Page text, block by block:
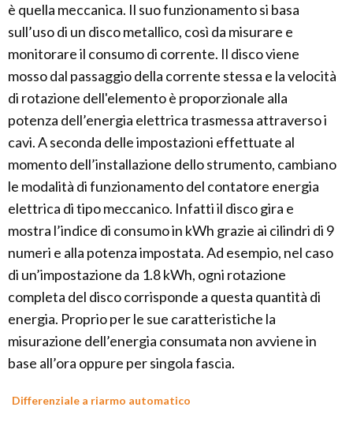
è quella meccanica. Il suo funzionamento si basa
sull’uso di un disco metallico, così da misurare e
monitorare il consumo di corrente. Il disco viene
mosso dal passaggio della corrente stessa e la velocità
di rotazione dell'elemento è proporzionale alla
potenza dell’energia elettrica trasmessa attraverso i
cavi. A seconda delle impostazioni effettuate al
momento dell’installazione dello strumento, cambiano
le modalità di funzionamento del contatore energia
elettrica di tipo meccanico. Infatti il disco gira e
mostra l’indice di consumo in kWh grazie ai cilindri di 9
numeri e alla potenza impostata. Ad esempio, nel caso
di un’impostazione da 1.8 kWh, ogni rotazione
completa del disco corrisponde a questa quantità di
energia. Proprio per le sue caratteristiche la
misurazione dell’energia consumata non avviene in
base all’ora oppure per singola fascia.
Differenziale a riarmo automatico